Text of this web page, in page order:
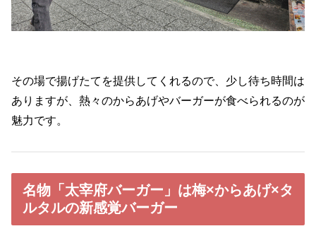
その場で揚げたてを提供してくれるので、少し待ち時間は
ありますが、熱々のからあげやバーガーが食べられるのが
魅力です。
名物「太宰府バーガー」は梅×からあげ×タ
ルタルの新感覚バーガー